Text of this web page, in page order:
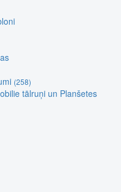
(258)
tālruņi un Planšetes